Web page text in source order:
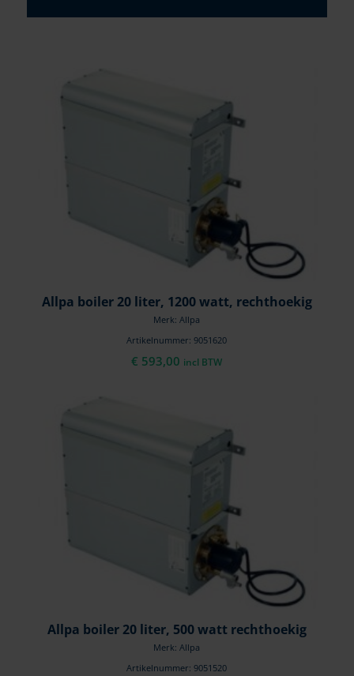
Allpa boiler 20 liter, 1200 watt, rechthoekig
Merk: Allpa
Artikelnummer: 9051620
€ 593,00 incl BTW
Allpa boiler 20 liter, 500 watt rechthoekig
Merk: Allpa
Artikelnummer: 9051520